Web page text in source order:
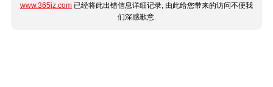
www.365jz.com 已经将此出错信息详细记录, 由此给您带来的访问不便我
们深感歉意.